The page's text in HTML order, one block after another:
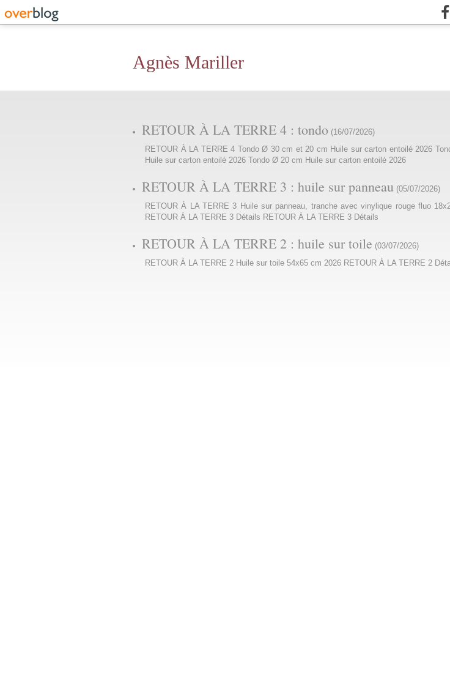
Agnès Mariller
RETOUR À LA TERRE 4 : tondo (16/07/2026)
RETOUR À LA TERRE 4 Tondo Ø 30 cm et 20 cm Huile sur carton entoilé 2026
Huile sur carton entoilé 2026 Tondo Ø 20 cm Huile sur carton entoilé 2026
RETOUR À LA TERRE 3 : huile sur panneau (05/07/2026)
RETOUR À LA TERRE 3 Huile sur panneau, tranche avec vinylique rouge fluo
RETOUR À LA TERRE 3 Détails RETOUR À LA TERRE 3 Détails
RETOUR À LA TERRE 2 : huile sur toile (03/07/2026)
RETOUR À LA TERRE 2 Huile sur toile 54x65 cm 2026 RETOUR À LA TERRE 2